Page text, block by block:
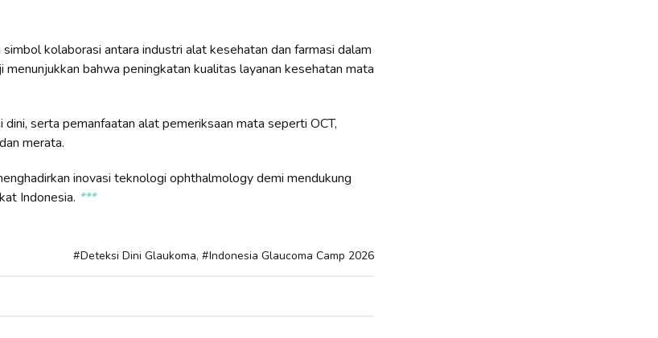
kolaborasi antara industri alat kesehatan dan farmasi dalam
bahwa peningkatan kualitas layanan kesehatan mata
serta pemanfaatan alat pemeriksaan mata seperti OCT,
merata.
inovasi teknologi ophthalmology demi mendukung
Indonesia. ***
Deteksi Dini Glaukoma, Indonesia Glaucoma Camp 2026